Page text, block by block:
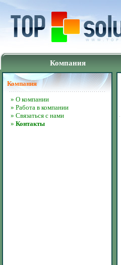
Компания
Компания
» О компании
» Работа в компании
» Связаться с нами
» Контакты